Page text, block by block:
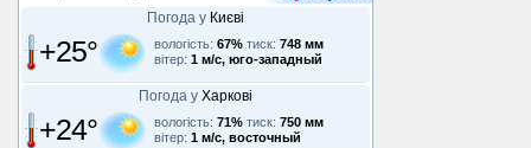
Погода у Києві
+25° вологість: 67% тиск: 748 мм
вітер: 1 м/с, юго-западный
Погода у Харкові
+24° вологість: 71% тиск: 750 мм
вітер: 1 м/с, восточный